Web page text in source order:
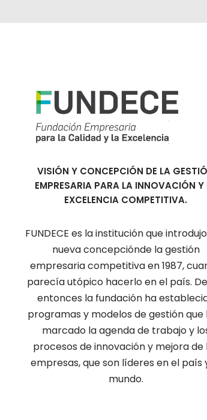
VISIÓN Y CONCEPCIÓN DE LA
EMPRESARIA PARA LA INNOVACIÓN Y
EXCELENCIA COMPETITIVA.
FUNDECE es la institución que
nueva concepciónde la gestión
empresaria competitiva en 1987,
parecía utópico hacerlo en el país.
entonces la fundación ha
programas y modelos de gestión que
marcado la agenda de trabajo y
procesos de innovación y mejora de
empresas, que son líderes en el país
mundo.